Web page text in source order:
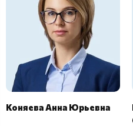
Коняева Анна Юрьевна